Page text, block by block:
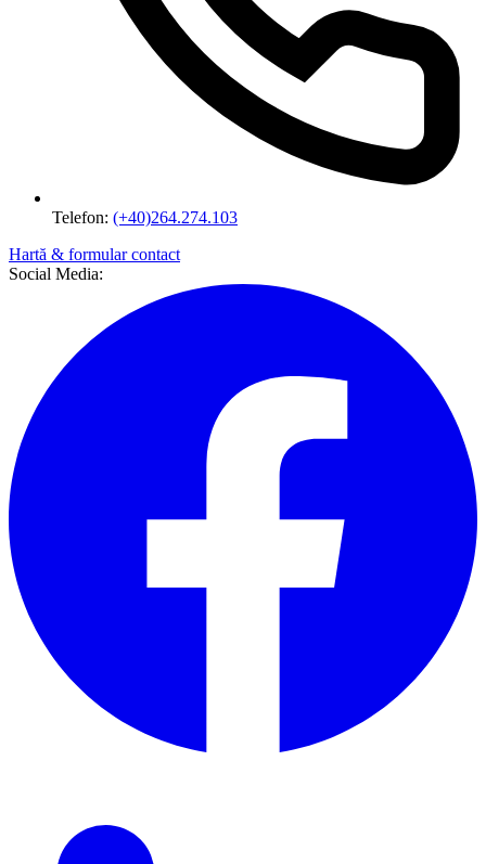
Telefon: (+40)264.274.103
Hartă & formular contact
Social Media: